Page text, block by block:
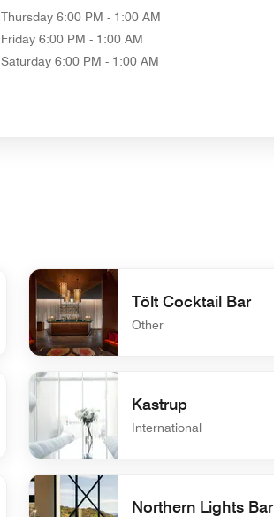
Thursday 6:00 PM - 1:00 AM
Friday 6:00 PM - 1:00 AM
Saturday 6:00 PM - 1:00 AM
Tölt Cocktail Bar
Other
undefined Tölt Cocktail Bar
Kastrup
International
undefined Kastrup
Northern Lights Bar